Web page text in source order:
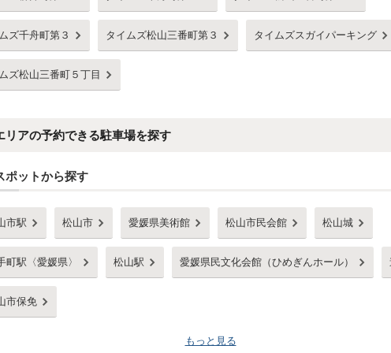
ズ千舟町第３ タイムズ松山三番町第３ タイムズスガイパーキング
ズ松山三番町５丁目
リアの予約できる駐車場を探す
ポットから探す
市駅 松山市 愛媛県美術館 松山市民会館 松山城
町駅〈愛媛県〉 松山駅 愛媛県民文化会館（ひめぎんホール）
市保免
もっと見る